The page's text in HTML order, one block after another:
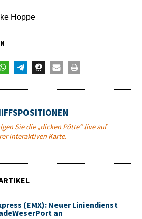
Hoppe
Sie die „dicken Pötte“ live auf
interaktiven Karte.
(EMX): Neuer Liniendienst
an